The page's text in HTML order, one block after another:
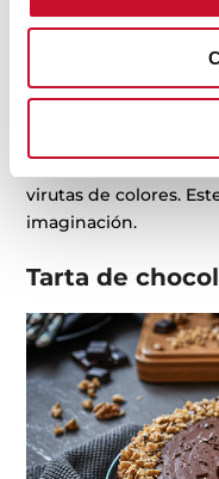
Mezcla la masa y.
vasos de distinto
que hornear la masa
virutas de colores.
imaginación.
Tarta de